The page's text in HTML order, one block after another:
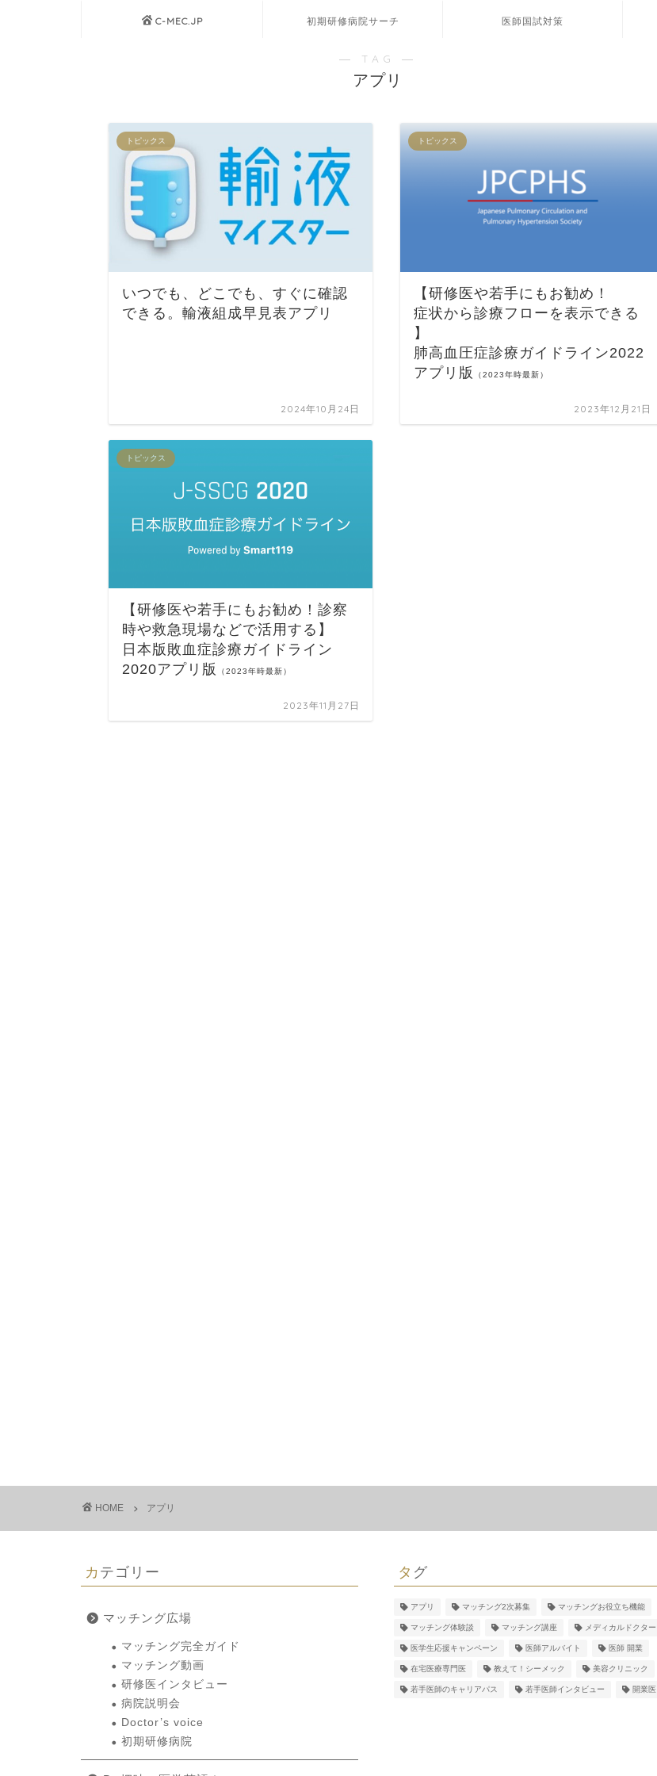
C-MEC.JP 初期研修病院サーチ 医師国試対策
― TAG ―
アプリ
トピックス
いつでも、どこでも、すぐに確認
できる。輸液組成早見表アプリ
2024年10月24日
トピックス
【研修医や若手にもお勧め！
症状から診療フロー を表示できる
】
肺高血圧症診療ガイドライン2022
アプリ版
（2023年時最新）
2023年12月21日
トピックス
【研修医や若手にもお勧め！診察
時や救急現場などで活用する 】
日本版敗血症診療ガイドライン
2020アプリ版
（2023年時最新）
2023年11月27日
HOME アプリ
カテゴリー
マッチング広場
マッチング完全ガイド
マッチング動画
研修医インタビュー
病院説明会
Doctor’s voice
初期研修病院
タグ
アプリ マッチング2次募集 マッチングお役立ち機能
マッチング体験談 マッチング講座 メディカルドクター
医学生応援キャンペーン 医師アルバイト 医師 開業
在宅医療専門医 教えて！シーメック 美容クリニック
若手医師のキャリアパス 若手医師インタビュー 開業医